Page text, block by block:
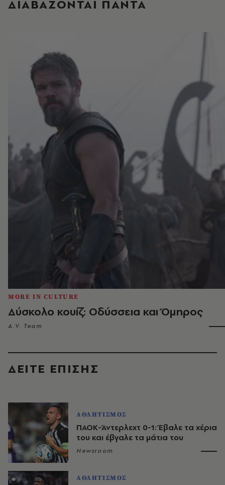
ΔΙΑΒΑΖΟΝΤΑΙ ΠΑΝΤΑ
MORE IN CULTURE
Δύσκολο κουίζ: Οδύσσεια και Όμηρος
A.V. Team
ΔΕΙΤΕ ΕΠΙΣΗΣ
ΑΘΛΗΤΙΣΜΟΣ
ΠΑΟΚ-Άντερλεχτ 0-1: Έβαλε τα χέρια
του και έβγαλε τα μάτια του
Newsroom
ΑΘΛΗΤΙΣΜΟΣ